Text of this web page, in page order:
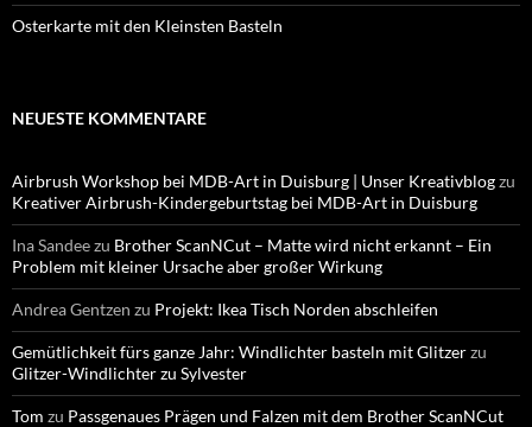
Osterkarte mit den Kleinsten Basteln
NEUESTE KOMMENTARE
Airbrush Workshop bei MDB-Art in Duisburg | Unser Kreativblogzu
Kreativer Airbrush-Kindergeburtstag bei MDB-Art in Duisburg
Ina Sandeezu Brother ScanNCut – Matte wird nicht erkannt – Ein
Problem mit kleiner Ursache aber großer Wirkung
Andrea Gentzen zu Projekt: Ikea Tisch Norden abschleifen
Gemütlichkeit fürs ganze Jahr: Windlichter basteln mit Glitzerzu
Glitzer-Windlichter zu Sylvester
Tom zu Passgenaues Prägen und Falzen mit dem Brother ScanNCut